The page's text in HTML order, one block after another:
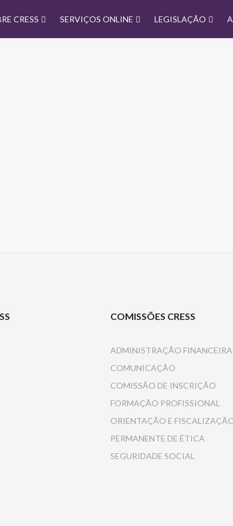
CRESS SERVIÇOS ONLINE LEGISLAÇÃO
COMISSÕES CRESS
ADMINISTRAÇÃO FINANCEIRA
COMUNICAÇÃO
COMISSÃO DE INSCRIÇÃO
FORMAÇÃO PROFISSIONAL
ORIENTAÇÃO E
PERMANENTE DE ÉTICA
SEGURIDADE SOCIAL